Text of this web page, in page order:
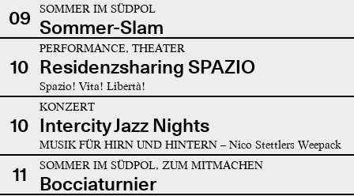
09
SOMMER IM SÜDPOL
Sommer-Slam
10
PERFORMANCE, THEATER
Residenzsharing SPAZIO
Spazio! Vita! Libertà!
10
KONZERT
Intercity Jazz Nights
MUSIK FÜR HIRN UND HINTERN – Nico Stettlers Weepack
11 SOMMER IM SÜDPOL, ZUM MITMACHEN
Bocciaturnier